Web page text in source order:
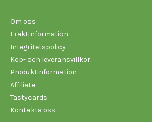
Om oss
Fraktinformation
Integritetspolicy
Köp- och leveransvillkor
Produktinformation
Affiliate
Tastycards
Kontakta oss